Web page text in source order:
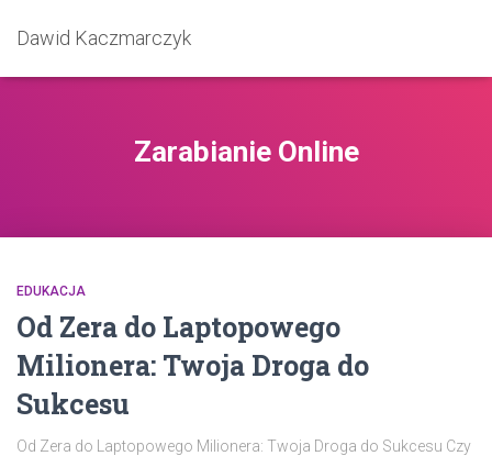
Dawid Kaczmarczyk
Zarabianie Online
EDUKACJA
Od Zera do Laptopowego
Milionera: Twoja Droga do
Sukcesu
Od Zera do Laptopowego Milionera: Twoja Droga do Sukcesu Czy